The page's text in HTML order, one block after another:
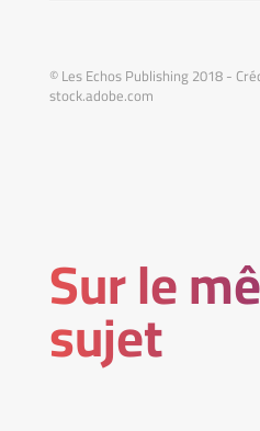
© Les Echos Publishing 2018 -
stock.adobe.com
Sur le
sujet